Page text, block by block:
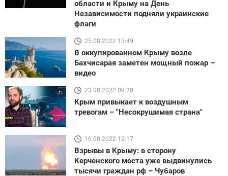
области и Крыму на День
Независимости подняли украинские
флаги
25.08.2022 13:49
В оккупированном Крыму возле
Бахчисарая заметен мощный пожар –
видео
23.08.2022 09:20
Крым привыкает к воздушным
тревогам – "Несокрушимая страна"
16.08.2022 12:17
Взрывы в Крыму: в сторону
Керченского моста уже выдвинулись
тысячи граждан рф – Чубаров